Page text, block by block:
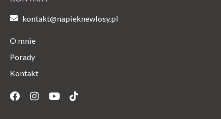
kontakt@napieknewlosy.pl
O mnie
Porady
Kontakt
Facebook
Instagram
YoutubeTiktok